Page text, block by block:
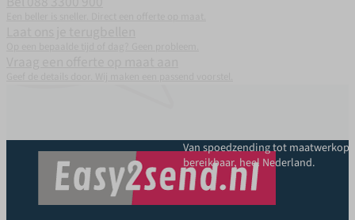
Van spoedzending tot
bereikbaar, heel Nederland.